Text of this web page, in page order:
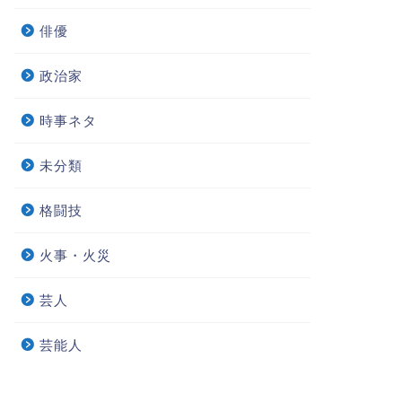
俳優
政治家
時事ネタ
未分類
格闘技
火事・火災
芸人
芸能人